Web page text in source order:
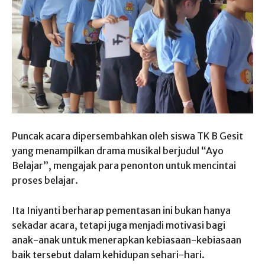
Puncak acara dipersembahkan oleh siswa TK B Gesit
yang menampilkan drama musikal berjudul “Ayo
Belajar”, mengajak para penonton untuk mencintai
proses belajar.
Ita Iniyanti berharap pementasan ini bukan hanya
sekadar acara, tetapi juga menjadi motivasi bagi
anak-anak untuk menerapkan kebiasaan-kebiasaan
baik tersebut dalam kehidupan sehari-hari.